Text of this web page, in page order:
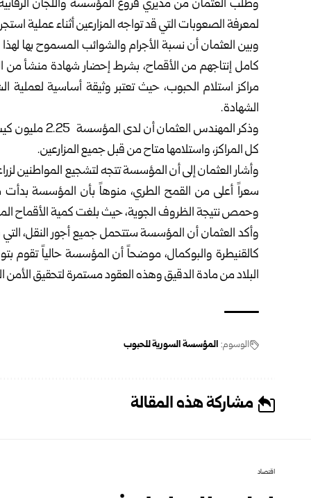
وطلب العثمان من مديري فروع المؤسسة واللجان
لمعرفة الصعوبات التي قد تواجه المزارعين أثناء عملية
وبين العثمان أن نسبة الأجرام والشوائب المسموح بها
كامل إنتاجهم من الأقماح، بشرط إحضار شهادة منشأ من
مراكز استلام الحبوب، حيث تعتبر وثيقة أساسية
الشهادة.
كل المراكز، واستلامها متاح من قبل جميع المزارعين.
وأشار العثمان إلى أن المؤسسة تتجه لتشجيع المواطنين
سعراً أعلى من القمح الطري، منوهاً بأن المؤسسة بدأت
وحمص نتيجة الظروف الجوية، حيث بلغت كمية الأقماح المسوقة
وأكد العثمان أن المؤسسة ستتحمل جميع أجور النقل، التي قد
كالقنيطرة والبوكمال، موضحاً أن المؤسسة حالياً تقوم
البلاد من مادة الدقيق وهذه العقود مستمرة لتحقيق الأمن
الوسوم: المؤسسة السورية للحبوب
مشاركة هذه المقالة
اقتصاد